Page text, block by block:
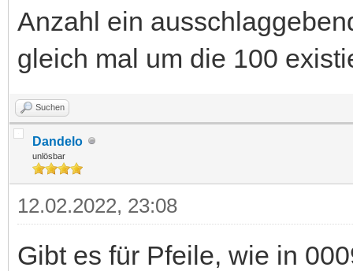
Anzahl ein
gleich mal um die 100
Suchen
Dandelo
unlösbar
12.02.2022, 23:08
Gibt es für Pfeile, wie in